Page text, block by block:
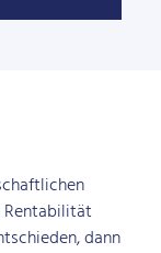
Rentabilität
dann